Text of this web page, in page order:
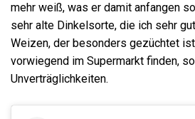
mehr weiß, was er damit anfangen
sehr alte Dinkelsorte, die ich sehr
Weizen, der besonders gezüchtet
vorwiegend im Supermarkt finden,
Unverträglichkeiten.